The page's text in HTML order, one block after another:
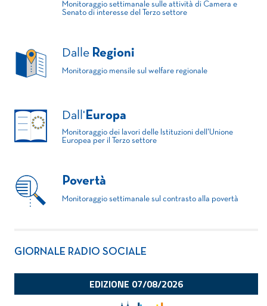
Monitoraggio settimanale sulle attività di Camera e
Senato di interesse del Terzo settore
Dalle Regioni
Monitoraggio mensile sul welfare regionale
Dall' Europa
Monitoraggio dei lavori delle Istituzioni dell'Unione
Europea per il Terzo settore
Povertà
Monitoraggio settimanale sul contrasto alla povertà
GIORNALE RADIO SOCIALE